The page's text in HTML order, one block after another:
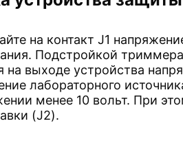
на контакт J1
Подстройкой
на выходе устройства
лабораторного
менее 10 вольт. При
(J2).